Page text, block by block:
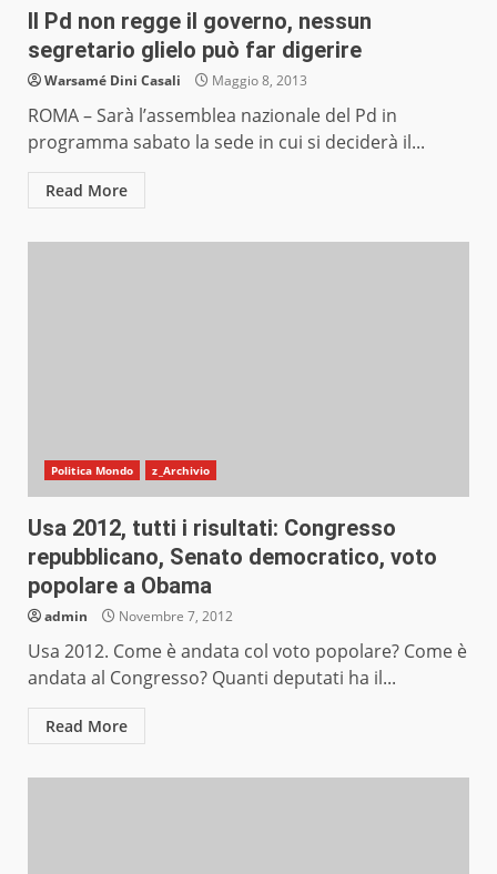
Il Pd non regge il governo, nessun
segretario glielo può far digerire
Warsamé Dini Casali Maggio 8, 2013
ROMA – Sarà l’assemblea nazionale del Pd in
programma sabato la sede in cui si deciderà il...
Read More
Politica Mondo z_Archivio
Usa 2012, tutti i risultati: Congresso
repubblicano, Senato democratico, voto
popolare a Obama
admin Novembre 7, 2012
Usa 2012. Come è andata col voto popolare? Come è
andata al Congresso? Quanti deputati ha il...
Read More